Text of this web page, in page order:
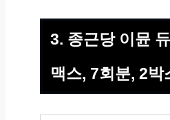
3. 종근당 이뮨
맥스, 7회분, 2박